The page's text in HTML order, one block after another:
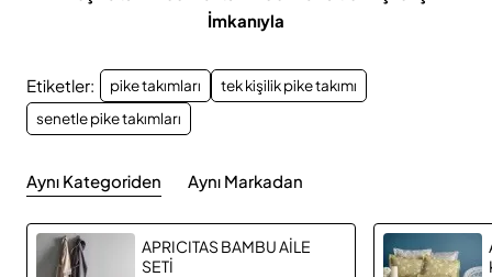
İmkanıyla
Etiketler: pike takımları
tek kişilik pike takımı
senetle pike takımları
Aynı Kategoriden Aynı Markadan
APRICITAS BAMBU AİLE
SETİ